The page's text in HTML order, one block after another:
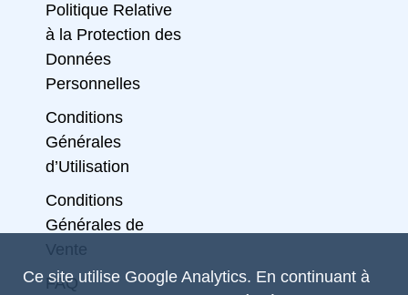
Politique Relative
à la Protection des
Données
Personnelles
Conditions
Générales
d’Utilisation
Conditions
Générales de
Vente
FAQ
Ce site utilise Google Analytics. En continuant à